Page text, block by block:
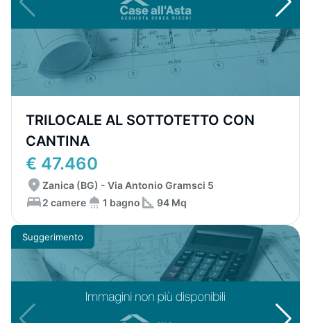
TRILOCALE AL SOTTOTETTO CON
CANTINA
€ 47.460
Zanica (BG) - Via Antonio Gramsci 5
2 camere
1 bagno 94 Mq
Suggerimento